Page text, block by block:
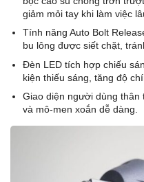
giảm mỏi tay khi làm việc
Tính năng Auto Bolt
bu lông được siết chặt,
Đèn LED tích hợp chiếu
kiện thiếu sáng, tăng độ
Giao diện người dùng thân
và mô-men xoắn dễ dàng.